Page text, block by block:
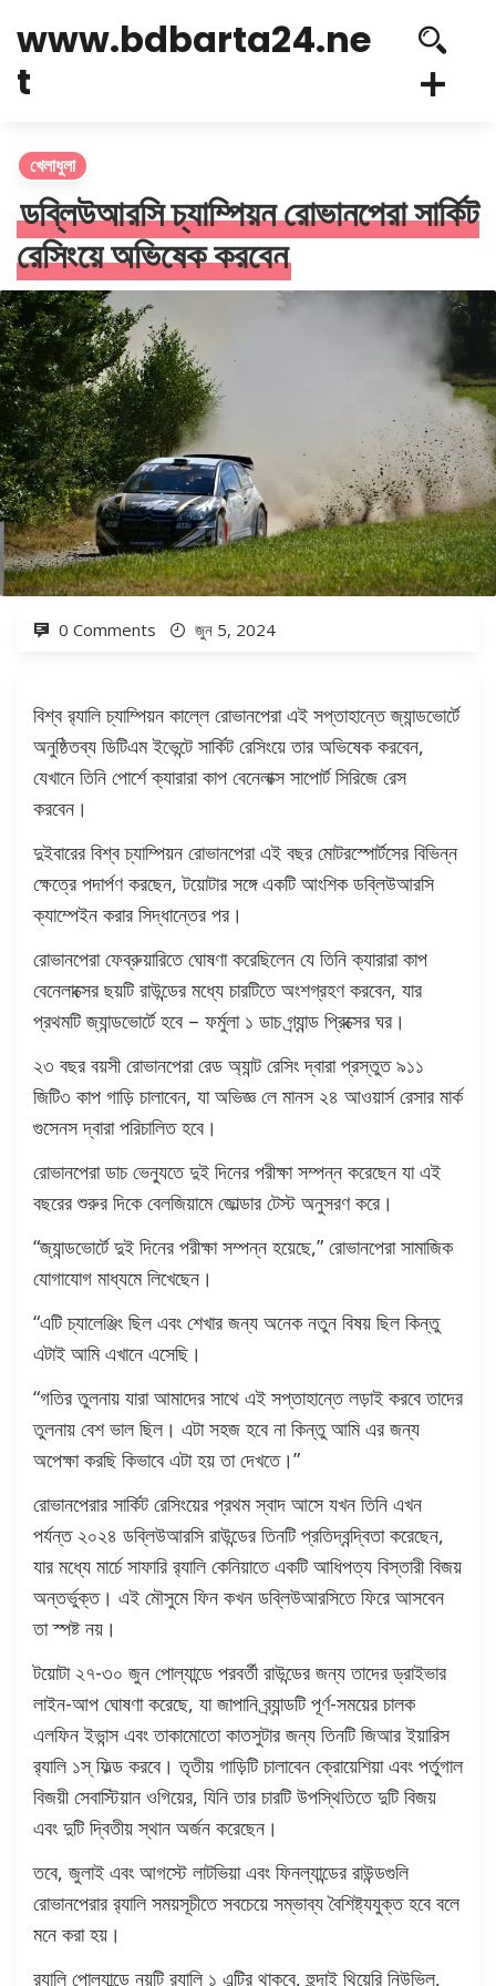
www.bdbarta24.ne
t
খেলাধুলা
ডব্লিউআরসি চ্যাম্পিয়ন রোভানপেরা সার্কিট
রেসিংয়ে অভিষেক করবেন
0 Comments জুন 5, 2024
বিশ্ব র‍্যালি চ্যাম্পিয়ন কাল্লে রোভানপেরা এই সপ্তাহান্তে জ্যান্ডভোর্টে
অনুষ্ঠিতব্য ডিটিএম ইভেন্টে সার্কিট রেসিংয়ে তার অভিষেক করবেন,
যেখানে তিনি পোর্শে ক্যারারা কাপ বেনেলাক্স সাপোর্ট সিরিজে রেস
করবেন।
দুইবারের বিশ্ব চ্যাম্পিয়ন রোভানপেরা এই বছর মোটরস্পোর্টসের বিভিন্ন
ক্ষেত্রে পদার্পণ করছেন, টয়োটার সঙ্গে একটি আংশিক ডব্লিউআরসি
ক্যাম্পেইন করার সিদ্ধান্তের পর।
রোভানপেরা ফেব্রুয়ারিতে ঘোষণা করেছিলেন যে তিনি ক্যারারা কাপ
বেনেলাক্সের ছয়টি রাউন্ডের মধ্যে চারটিতে অংশগ্রহণ করবেন, যার
প্রথমটি জ্যান্ডভোর্টে হবে – ফর্মুলা ১ ডাচ গ্র্যান্ড প্রিক্সের ঘর।
২৩ বছর বয়সী রোভানপেরা রেড অ্যান্ট রেসিং দ্বারা প্রস্তুত ৯১১
জিটি৩ কাপ গাড়ি চালাবেন, যা অভিজ্ঞ লে মানস ২৪ আওয়ার্স রেসার মার্ক
গুসেনস দ্বারা পরিচালিত হবে।
রোভানপেরা ডাচ ভেন্যুতে দুই দিনের পরীক্ষা সম্পন্ন করেছেন যা এই
বছরের শুরুর দিকে বেলজিয়ামে জোল্ডার টেস্ট অনুসরণ করে।
“জ্যান্ডভোর্টে দুই দিনের পরীক্ষা সম্পন্ন হয়েছে,” রোভানপেরা সামাজিক
যোগাযোগ মাধ্যমে লিখেছেন।
“এটি চ্যালেঞ্জিং ছিল এবং শেখার জন্য অনেক নতুন বিষয় ছিল কিন্তু
এটাই আমি এখানে এসেছি।
“গতির তুলনায় যারা আমাদের সাথে এই সপ্তাহান্তে লড়াই করবে তাদের
তুলনায় বেশ ভাল ছিল। এটা সহজ হবে না কিন্তু আমি এর জন্য
অপেক্ষা করছি কিভাবে এটা হয় তা দেখতে।”
রোভানপেরার সার্কিট রেসিংয়ের প্রথম স্বাদ আসে যখন তিনি এখন
পর্যন্ত ২০২৪ ডব্লিউআরসি রাউন্ডের তিনটি প্রতিদ্বন্দ্বিতা করেছেন,
যার মধ্যে মার্চে সাফারি র‍্যালি কেনিয়াতে একটি আধিপত্য বিস্তারী বিজয়
অন্তর্ভুক্ত। এই মৌসুমে ফিন কখন ডব্লিউআরসিতে ফিরে আসবেন
তা স্পষ্ট নয়।
টয়োটা ২৭-৩০ জুন পোল্যান্ডে পরবর্তী রাউন্ডের জন্য তাদের ড্রাইভার
লাইন-আপ ঘোষণা করেছে, যা জাপানি ব্র্যান্ডটি পূর্ণ-সময়ের চালক
এলফিন ইভান্স এবং তাকামোতো কাতসুটার জন্য তিনটি জিআর ইয়ারিস
র‍্যালি ১স্ ফিল্ড করবে। তৃতীয় গাড়িটি চালাবেন ক্রোয়েশিয়া এবং পর্তুগাল
বিজয়ী সেবাস্টিয়ান ওগিয়ের, যিনি তার চারটি উপস্থিতিতে দুটি বিজয়
এবং দুটি দ্বিতীয় স্থান অর্জন করেছেন।
তবে, জুলাই এবং আগস্টে লাটভিয়া এবং ফিনল্যান্ডের রাউন্ডগুলি
রোভানপেরার র‍্যালি সময়সূচীতে সবচেয়ে সম্ভাব্য বৈশিষ্ট্যযুক্ত হবে বলে
মনে করা হয়।
র‍্যালি পোল্যান্ডে নয়টি র‍্যালি ১ এন্ট্রি থাকবে, হুন্দাই থিয়েরি নিউভিল,